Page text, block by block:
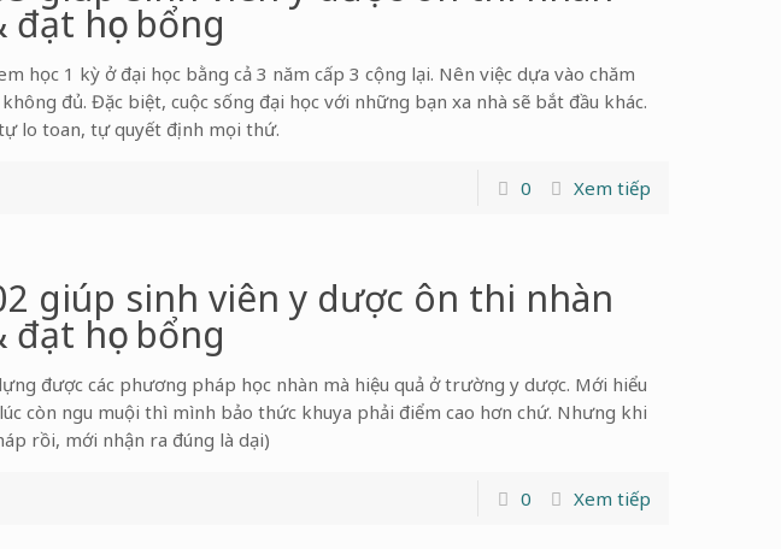
học bổng
học 1 kỳ ở đại học bằng cả 3 năm cấp 3 cộng lại. Nên việc dựa vào chăm
đủ. Đặc biệt, cuộc sống đại học với những bạn xa nhà sẽ bắt đầu khác.
lo toan, tự quyết định mọi thứ.
0 Xem tiếp
giúp sinh viên y dược ôn thi nhàn
học bổng
được các phương pháp học nhàn mà hiệu quả ở trường y dược. Mới hiểu
còn ngu muội thì mình bảo thức khuya phải điểm cao hơn chứ. Nhưng khi
rồi, mới nhận ra đúng là dại)
0 Xem tiếp